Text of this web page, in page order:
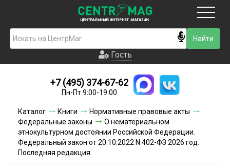
Гость
Новинки
Условия доставки
Условия оплаты
Гость
+7 (495) 374-67-62
Пн-Пт 9:00-19:00
Каталог Книги
Нормативные правовые акты
Федеральные законы
О нематериальном
этнокультурном достоянии Российской Федерации.
Федеральный закон от 20.10.2022 N 402-ФЗ 2026 год.
Последняя редакция